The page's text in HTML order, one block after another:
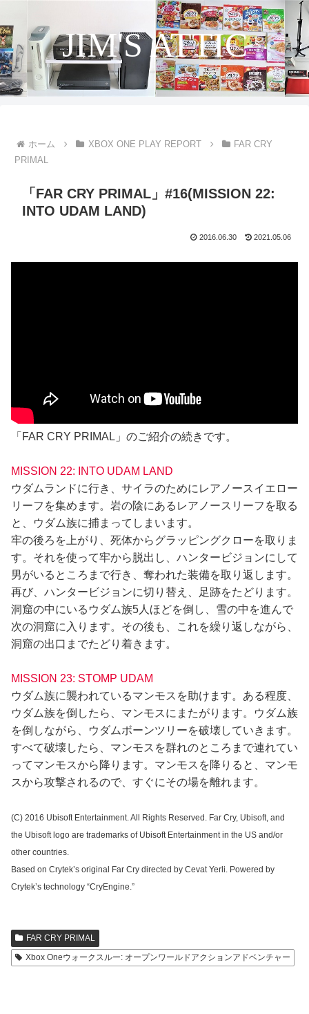
JIM'S ATTIC
ホーム XBOX ONE PLAY REPORT
FAR CRY
PRIMAL
「FAR CRY PRIMAL」#16(MISSION 22:
INTO UDAM LAND)
2016.06.30 2021.05.06
「FAR CRY PRIMAL」のご紹介の続きです。
MISSION 22: INTO UDAM LAND
ウダムランドに行き、サイラのためにレアノースイエロー
リーフを集めます。岩の陰にあるレアノースリーフを取る
と、ウダム族に捕まってしまいます。
牢の後ろを上がり、死体からグラッピングクローを取りま
す。それを使って牢から脱出し、ハンタービジョンにして
男がいるところまで行き、奪われた装備を取り返します。
再び、ハンタービジョンに切り替え、足跡をたどります。
洞窟の中にいるウダム族5人ほどを倒し、雪の中を進んで
次の洞窟に入ります。その後も、これを繰り返しながら、
洞窟の出口までたどり着きます。
MISSION 23: STOMP UDAM
ウダム族に襲われているマンモスを助けます。ある程度、
ウダム族を倒したら、マンモスにまたがります。ウダム族
を倒しながら、ウダムボーンツリーを破壊していきます。
すべて破壊したら、マンモスを群れのところまで連れてい
ってマンモスから降ります。マンモスを降りると、マンモ
スから攻撃されるので、すぐにその場を離れます。
(C) 2016 Ubisoft Entertainment. All Rights Reserved. Far Cry, Ubisoft, and
the Ubisoft logo are trademarks of Ubisoft Entertainment in the US and/or
other countries.
Based on Crytek’s original Far Cry directed by Cevat Yerli. Powered by
Crytek’s technology “CryEngine.”
FAR CRY PRIMAL
Xbox Oneウォークスルー: オープンワールドアクションアドベンチャー